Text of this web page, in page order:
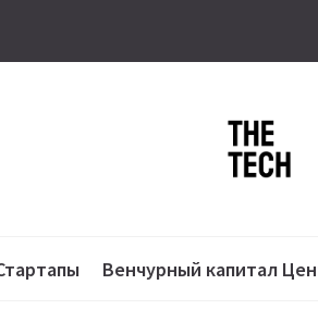
Венчурный капитал